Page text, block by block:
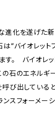
進化を遂げた
は“バイオレット
す。 バイオレ
の石のエネルギ
呼び出している
ンスフォーメー